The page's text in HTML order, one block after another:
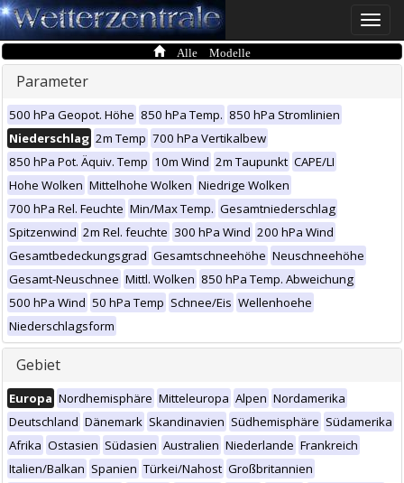
Toggle
Alle Modelle
Parameter
500 hPa Geopot. Höhe 850 hPa Temp. 850 hPa Stromlinien
Niederschlag 2m Temp 700 hPa Vertikalbew
850 hPa Pot. Äquiv. Temp 10m Wind 2m Taupunkt CAPE/LI
Hohe Wolken Mittelhohe Wolken Niedrige Wolken
700 hPa Rel. Feuchte Min/Max Temp. Gesamtniederschlag
Spitzenwind 2m Rel. feuchte 300 hPa Wind 200 hPa Wind
Gesamtbedeckungsgrad Gesamtschneehöhe Neuschneehöhe
Gesamt-Neuschnee Mittl. Wolken 850 hPa Temp. Abweichung
500 hPa Wind 50 hPa Temp Schnee/Eis Wellenhoehe
Niederschlagsform
Gebiet
Europa Nordhemisphäre Mitteleuropa Alpen Nordamerika
Deutschland Dänemark Skandinavien Südhemisphäre Südamerika
Afrika Ostasien Südasien Australien Niederlande Frankreich
Italien/Balkan Spanien Türkei/Nahost Großbritannien